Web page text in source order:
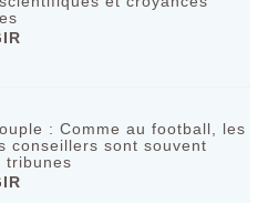
: Comme au football, les
conseillers sont souvent
tribunes